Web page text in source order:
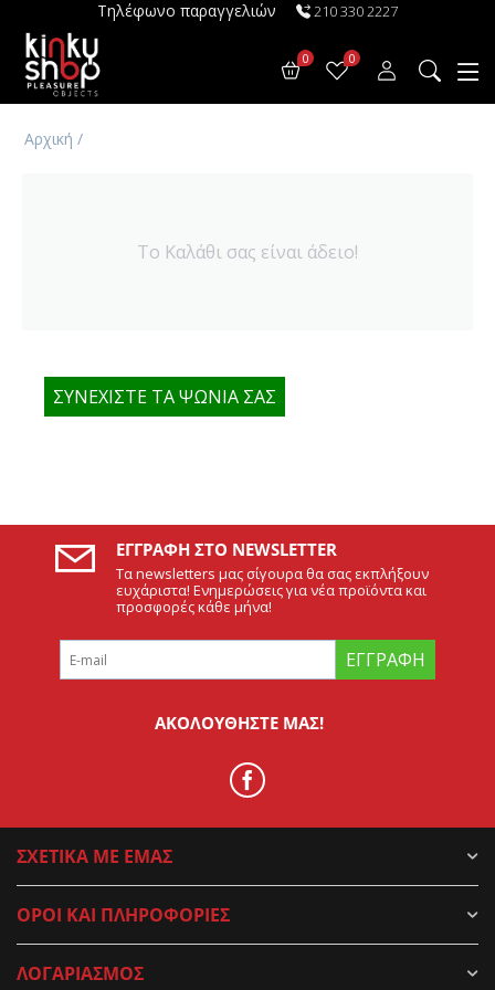
Τηλέφωνο παραγγελιών 210 330 2227
0 0
Αρχική /
Το Καλάθι σας είναι άδειο!
ΣΥΝΕΧΊΣΤΕ ΤΑ ΨΏΝΙΑ ΣΑΣ
ΕΓΓΡΑΦΉ ΣΤΟ NEWSLETTER
Τα newsletters μας σίγουρα θα σας εκπλήξουν
ευχάριστα! Ενημερώσεις για νέα προϊόντα και
προσφορές κάθε μήνα!
ΕΓΓΡΑΦΉ
ΑΚΟΛΟΥΘΉΣΤΕ ΜΑΣ!
ΣΧΕΤΙΚΑ ΜΕ ΕΜΑΣ
ΟΡΟΙ ΚΑΙ ΠΛΗΡΟΦΟΡΙΕΣ
ΛΟΓΑΡΙΑΣΜΟΣ